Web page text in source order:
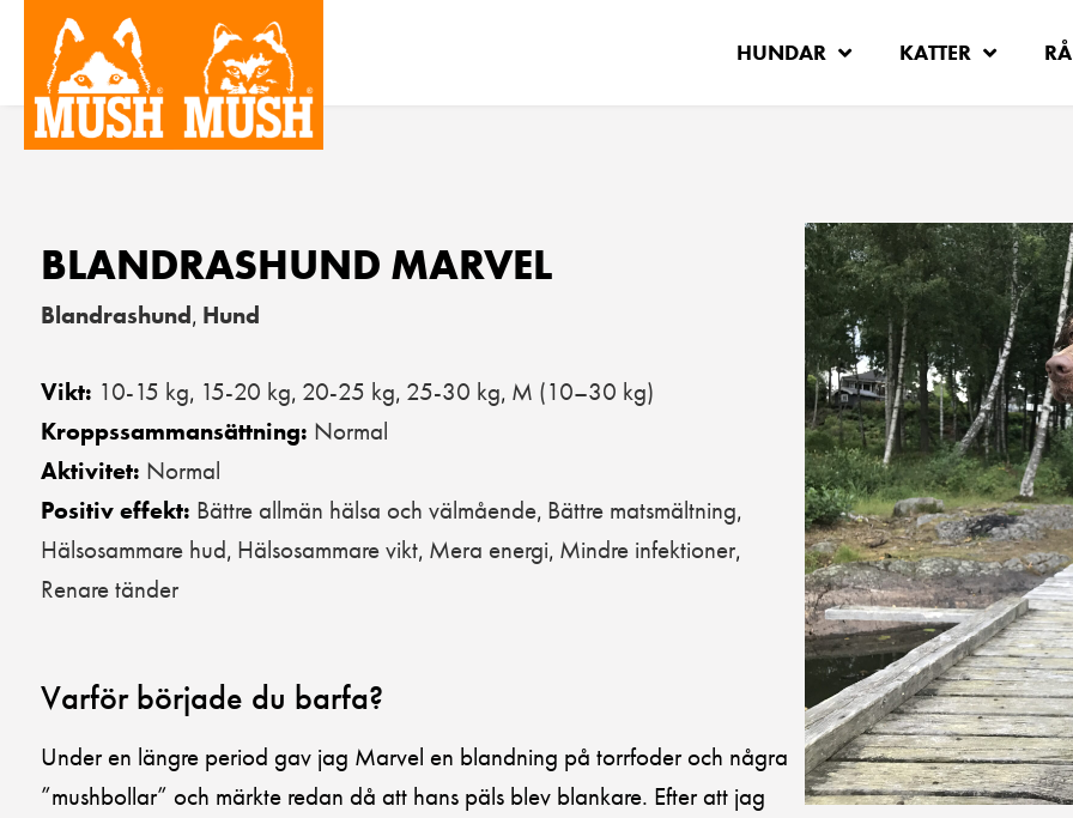
HUNDAR KATTER
BLANDRASHUND MARVEL
Blandrashund, Hund
Vikt: 10-15 kg, 15-20 kg, 20-25 kg, 25-30 kg, M (10–30 kg)
Kroppssammansättning: Normal
Aktivitet: Normal
Positiv effekt: Bättre allmän hälsa och välmående, Bättre matsmältning,
Hälsosammare hud, Hälsosammare vikt, Mera energi, Mindre infektioner,
Renare tänder
Varför började du barfa?
Under en längre period gav jag Marvel en blandning på torrfoder och några
”mushbollar” och märkte redan då att hans päls blev blankare. Efter att jag